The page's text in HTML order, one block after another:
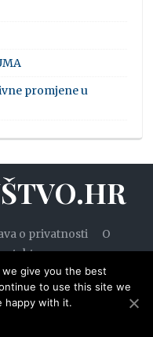
promjene u
o privatnosti
O
prava pridržana.
give you the best
to use this site we
happy with it.